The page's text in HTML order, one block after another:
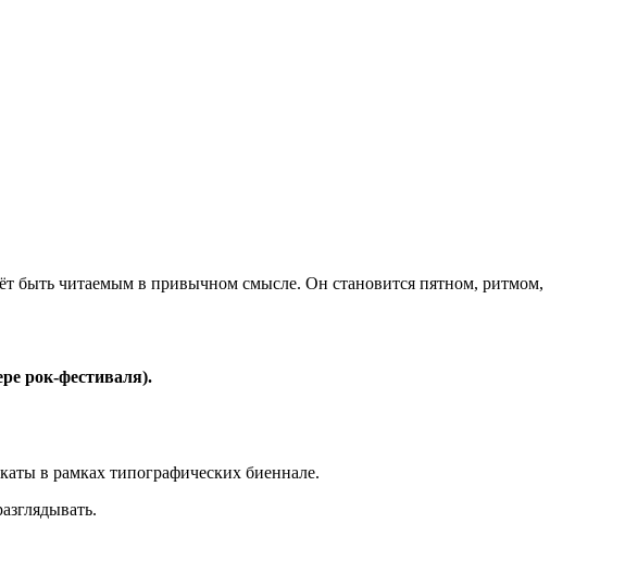
быть читаемым в привычном смысле. Он становится пятном, ритмом,
рок-фестиваля).
в рамках типографических биеннале.